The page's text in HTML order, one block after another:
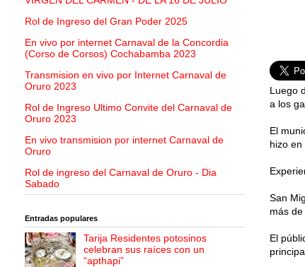
Luego
a los
El
hizo en
San
más
El
Rol de Ingreso del Gran Poder 2025
En vivo por internet Carnaval de la Concordia
(Corso de Corsos) Cochabamba 2023
Transmision en vivo por Internet Carnaval de
Oruro 2023
Rol de Ingreso Ultimo Convite del Carnaval de
Oruro 2023
En vivo transmision por internet Carnaval de
Oruro
Rol de ingreso del Carnaval de Oruro - Dia
Sabado
Entradas populares
Tarija Residentes potosinos
celebran sus raíces con un
“apthapi”